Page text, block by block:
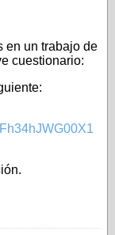
en un trabajo de
cuestionario: